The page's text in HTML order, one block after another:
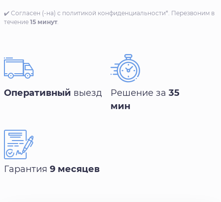
✔️ Согласен (-на) с политикой конфиденциальности*. Перезвоним в
течение 15 минут.
Оперативный выезд Решение за 35
мин
Гарантия 9 месяцев